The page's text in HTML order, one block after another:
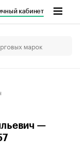
кабинет
—